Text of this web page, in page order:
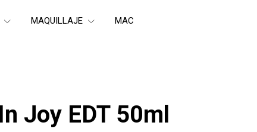
MAQUILLAJE MAC
Joy EDT 50ml